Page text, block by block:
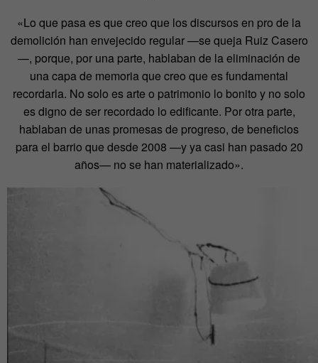
«Lo que pasa es que creo que los discursos en pro de la
demolición han envejecido regular —se queja Ruiz Casero
—, porque, por una parte, hablaban de la eliminación de
una capa de memoria que creo que es fundamental
recordarla. No solo es arte o patrimonio lo bonito y no solo
es digno de ser recordado lo edificante. Por otra parte,
hablaban de unas promesas de progreso, de beneficios
para el barrio que desde 2008 —y ya casi han pasado 20
años— no se han materializado».